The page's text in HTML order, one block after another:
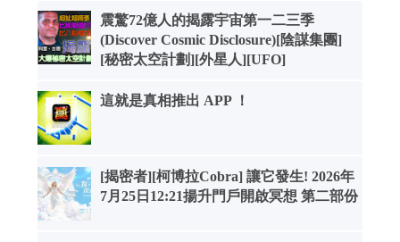
震驚72億人的揭露宇宙第一二三季
(Discover Cosmic Disclosure)[陰謀集團]
[秘密太空計劃][外星人][UFO]
這就是真相推出 APP ！
[揭密者][柯博拉Cobra] 讓它發生! 2026年
7月25日12:21揚升門戶開啟冥想 第二部份